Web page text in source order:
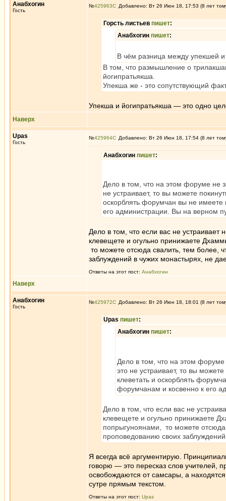
Анабхогин
Гость
№425963 Добавлено: Вт 26 Июн 18, 17:53 (8 лет
Горсть листьев пишет:
Анабхогин пишет:
В чём разница между упекшей
В том, что размышление о
йогипратьякша.
Упекша же - это сопутствующий
Упекша и йогипратьякша — это одно
Наверх
Upas
Гость
№425964 Добавлено: Вт 26 Июн 18, 17:54 (8 лет
Анабхогин пишет:
Дело в том, что на этом форуме не
не устраивает, то вы можете
оскорблять форумчан вы не имеете
его администрации. Вы на верном
Дело в том, что если вас не
клевещете и огульно принижаете
то можете отсюда свалить, тем более,
заблуждений в чужих монастырях, не
Ответы на этот пост: Анабхогин
Наверх
Анабхогин
Гость
№425972 Добавлено: Вт 26 Июн 18, 18:01 (8 лет
Upas пишет:
Анабхогин пишет:
Дело в том, что на этом форуме
это не устраивает, то вы
клеветать и оскорблять
форумчанам и косвенно к его
Дело в том, что если вас не
клевещете и огульно принижаете
попрыгуноянами, то можете
проповедованию своих
Я всегда всё аргументирую.
говорю — это пересказ слов учителей,
освобождаются от самсары, а
сутре прямым текстом.
Ответы на этот пост: Upas